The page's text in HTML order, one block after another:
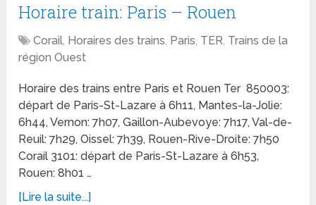
Horaire train: Paris – Rouen
Corail, Horaires des trains, Paris, TER, Trains de la
région Ouest
Horaire des trains entre Paris et Rouen Ter 850003:
départ de Paris-St-Lazare à 6h11, Mantes-la-Jolie:
6h44, Vernon: 7h07, Gaillon-Aubevoye: 7h17, Val-de-
Reuil: 7h29, Oissel: 7h39, Rouen-Rive-Droite: 7h50
Corail 3101: départ de Paris-St-Lazare à 6h53,
Rouen: 8h01 …
[Lire la suite...]